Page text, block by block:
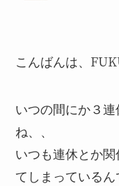
こんばんは、
いつの間にか３
ね、、
いつも連休とか
てしまっている